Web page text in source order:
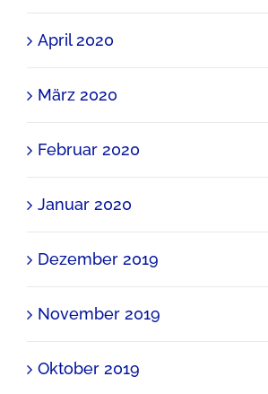
April 2020
März 2020
Februar 2020
Januar 2020
Dezember 2019
November 2019
Oktober 2019